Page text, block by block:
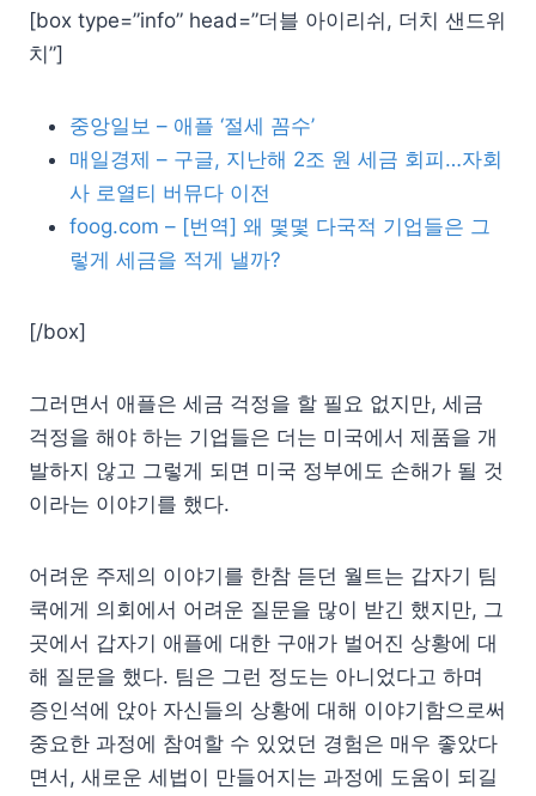
[box type=”info” head=”더블 아이리쉬, 더치 샌드위
치”]
중앙일보 – 애플 ‘절세 꼼수’
매일경제 – 구글, 지난해 2조 원 세금 회피…자회
사 로열티 버뮤다 이전
foog.com – [번역] 왜 몇몇 다국적 기업들은 그
렇게 세금을 적게 낼까?
[/box]
그러면서 애플은 세금 걱정을 할 필요 없지만, 세금
걱정을 해야 하는 기업들은 더는 미국에서 제품을 개
발하지 않고 그렇게 되면 미국 정부에도 손해가 될 것
이라는 이야기를 했다.
어려운 주제의 이야기를 한참 듣던 월트는 갑자기 팀
쿡에게 의회에서 어려운 질문을 많이 받긴 했지만, 그
곳에서 갑자기 애플에 대한 구애가 벌어진 상황에 대
해 질문을 했다. 팀은 그런 정도는 아니었다고 하며
증인석에 앉아 자신들의 상황에 대해 이야기함으로써
중요한 과정에 참여할 수 있었던 경험은 매우 좋았다
면서, 새로운 세법이 만들어지는 과정에 도움이 되길